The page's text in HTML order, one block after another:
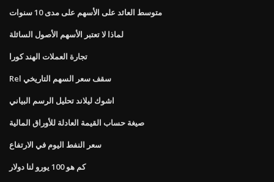
متوسط ​​العائد على الأسهم على مدى 10 سنوات
لماذا لا تعتبر الأسهم الأصول السائلة
تجارة العملات الهند كورا
Rel سقف سعر السهم التاريخي
اشوك ليلاند تحليل الرسم البياني
صيغة حساب القيمة العادلة للأوراق المالية
سعر النفط اليوم في الارتفاع
كم هو 100 يورو لنا دولار